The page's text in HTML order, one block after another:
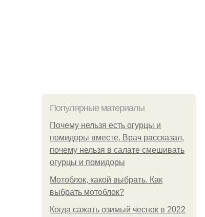
Популярные материалы
Почему нельзя есть огурцы и
помидоры вместе. Врач рассказал,
почему нельзя в салате смешивать
огурцы и помидоры
Мотоблок, какой выбрать. Как
выбрать мотоблок?
Когда сажать озимый чеснок в 2022